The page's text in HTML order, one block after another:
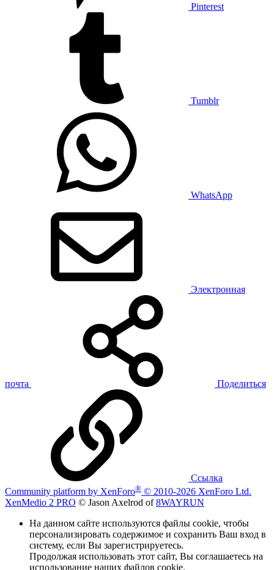
Pinterest
Tumblr
WhatsApp
Электронная
почта Поделиться
Ссылка
Community platform by XenForo® © 2010-2026 XenForo Ltd.
XenMedio 2 PRO © Jason Axelrod of8WAYRUN
На данном сайте используются файлы cookie, чтобы
персонализировать содержимое и сохранить Ваш вход в
систему, если Вы зарегистрируетесь.
Продолжая использовать этот сайт, Вы соглашаетесь на
использование наших файлов cookie.